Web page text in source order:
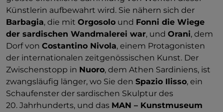
Künstlerin aufbewahrt wird. Sie nähern sich der
Barbagia, die mit Orgosolo und Fonni die Wiege
der sardischen Wandmalerei war, und Orani, dem
Dorf von Costantino Nivola, einem Protagonisten
der internationalen zeitgenössischen Kunst. Der
Zwischenstopp in Nuoro, dem Athen Sardiniens, ist
zwangsläufig länger, wo Sie den Spazio Ilisso, ein
Schaufenster der sardischen Skulptur des
20. Jahrhunderts, und das MAN – Kunstmuseum